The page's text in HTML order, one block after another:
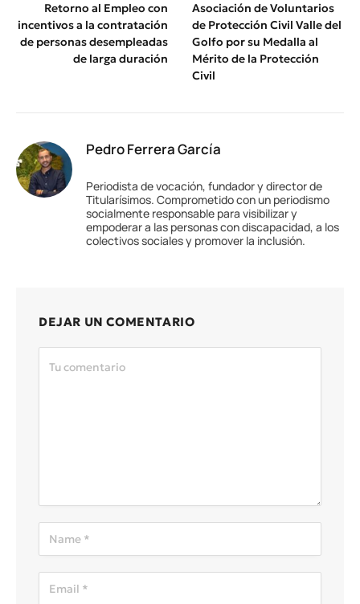
Retorno al Empleo con
incentivos a la contratación
de personas desempleadas
de larga duración
Asociación de Voluntarios
de Protección Civil Valle del
Golfo por su Medalla al
Mérito de la Protección
Civil
Pedro Ferrera García
Periodista de vocación, fundador y director de
Titularísimos. Comprometido con un periodismo
socialmente responsable para visibilizar y
empoderar a las personas con discapacidad, a los
colectivos sociales y promover la inclusión.
DEJAR UN COMENTARIO